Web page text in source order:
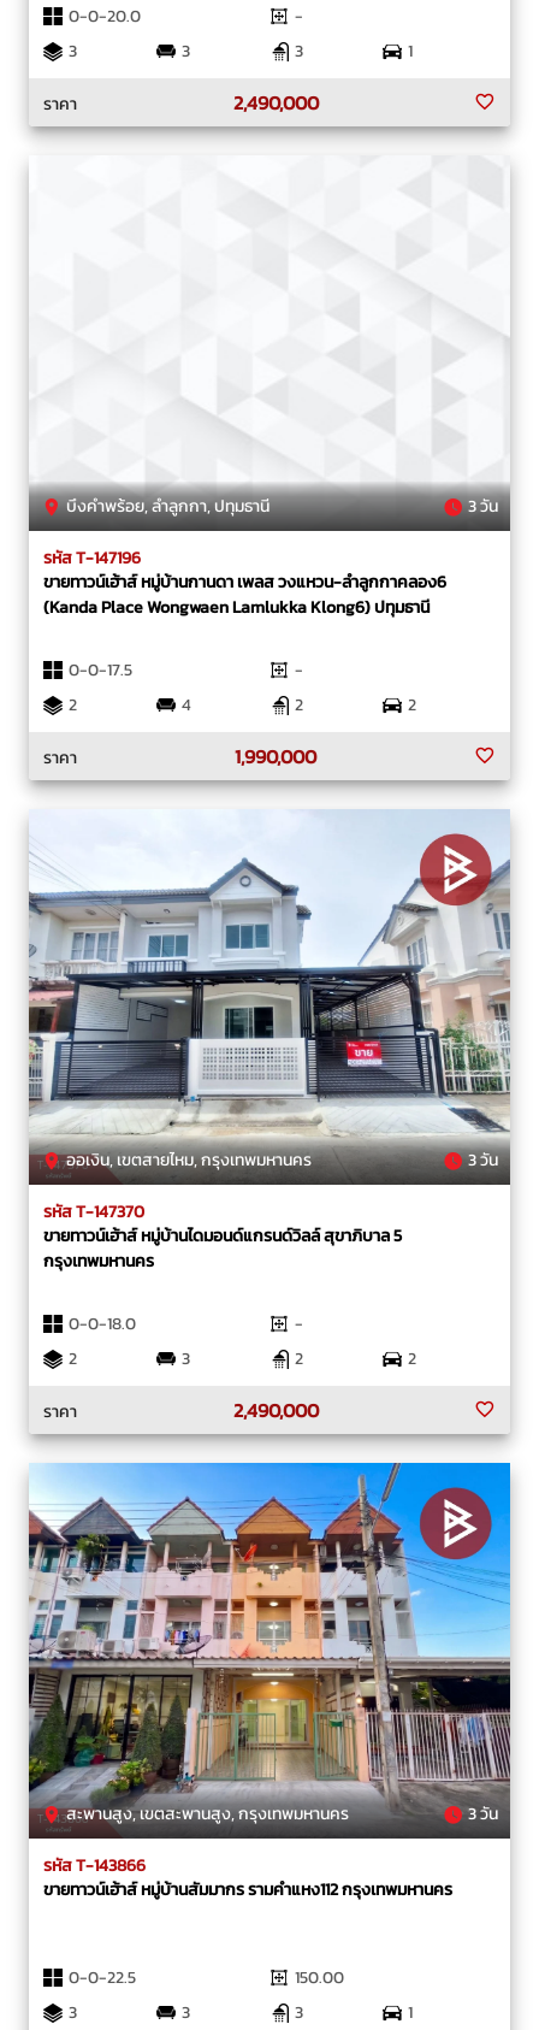
0-0-20.0
-
3
3 3
1
ราคา
2,490,000
บึงคำพร้อย, ลำลูกกา, ปทุมธานี 3 วัน
รหัส T-147196
ขายทาวน์เฮ้าส์ หมู่บ้านกานดา เพลส วงแหวน-ลำลูกกาคลอง6
(Kanda Place Wongwaen Lamlukka Klong6) ปทุมธานี
0-0-17.5
-
2
4 2
2
ราคา
1,990,000
ออเงิน, เขตสายไหม, กรุงเทพมหานคร 3 วัน
รหัส T-147370
ขายทาวน์เฮ้าส์ หมู่บ้านไดมอนด์แกรนด์วิลล์ สุขาภิบาล 5
กรุงเทพมหานคร
0-0-18.0
-
2
3 2
2
ราคา
2,490,000
สะพานสูง, เขตสะพานสูง, กรุงเทพมหานคร 3 วัน
รหัส T-143866
ขายทาวน์เฮ้าส์ หมู่บ้านสัมมากร รามคำแหง112 กรุงเทพมหานคร
0-0-22.5
150.00
3
3 3 1